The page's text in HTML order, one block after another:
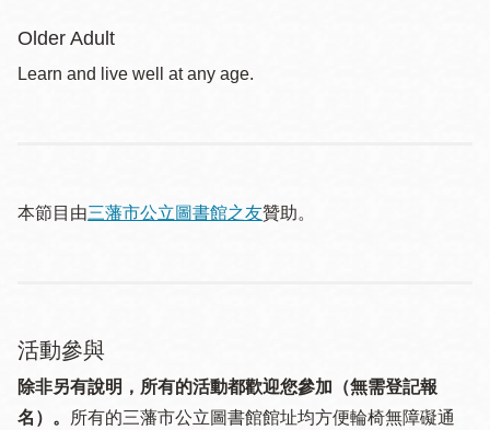
Older Adult
Learn and live well at any age.
本節目由三藩市公立圖書館之友贊助。
活動參與
除非另有說明，所有的活動都歡迎您參加（無需登記報
名）。
所有的三藩市公立圖書館館址均方便輪椅無障礙通